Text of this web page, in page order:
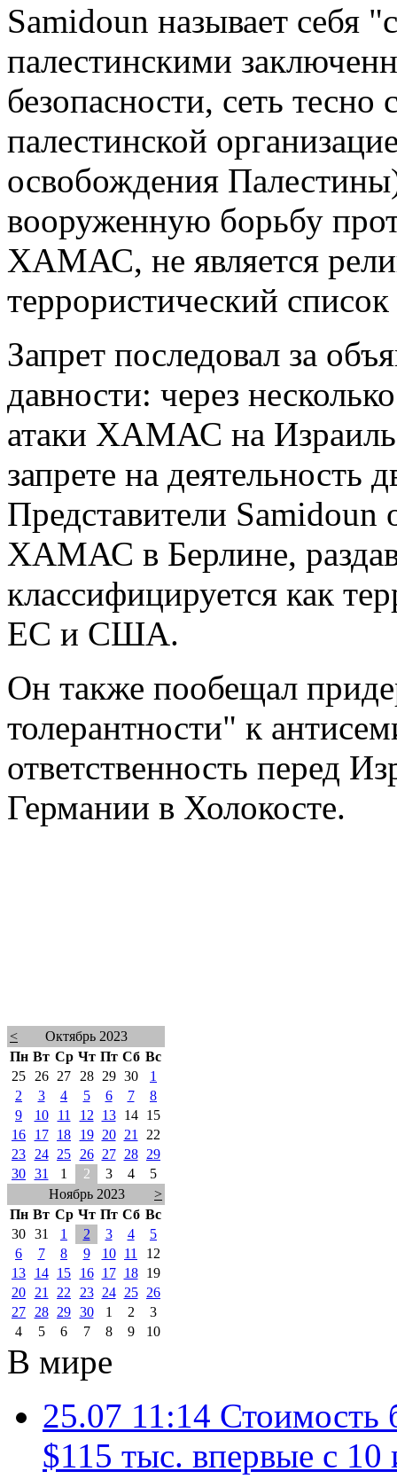
Samidoun называет себя
палестинскими
безопасности, сеть тесно
палестинской
освобождения
вооруженную борьбу
ХАМАС, не является
террористический
Запрет последовал за
давности: через
атаки ХАМАС на
запрете на деятельность
Представители Samidoun
ХАМАС в Берлине,
классифицируется как
ЕС и США.
Он также пообещал
толерантности" к
ответственность перед
Германии в Холокосте.
<
Октябрь 2023
Пн Вт Ср Чт Пт Сб Вс
25
26 27 28 29 30
1
2
3 4 5 6 7
8
9
10 11 12 13 14
15
16
17 18 19 20 21
22
23
24 25 26 27 28
29
30 31 1 2 3 4
5
Ноябрь 2023
>
Пн Вт Ср Чт Пт Сб Вс
30 31 1 2 3 4
5
6
7 8 9 10 11
12
13
14 15 16 17 18
19
20
21 22 23 24 25
26
27
28 29 30 1 2
3
4
5 6 7 8 9 10
В мире
25.07 11:14 Стоимость
$115 тыс. впервые с 10